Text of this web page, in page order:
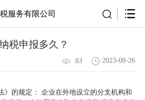
服务有限公司
税申报多久？
83 2023-08-26
》的规定：.企业在外地设立的分支机构和